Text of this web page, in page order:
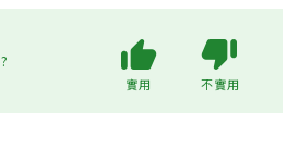
實用 不實用